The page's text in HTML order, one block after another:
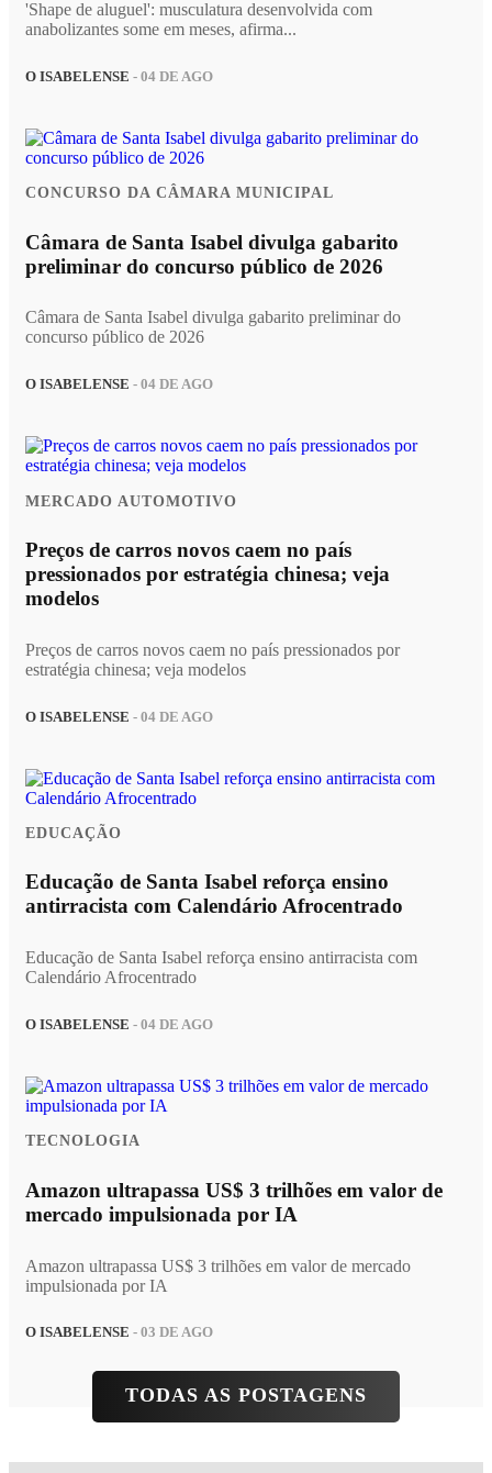
'Shape de aluguel': musculatura desenvolvida com
anabolizantes some em meses, afirma...
O ISABELENSE - 04 DE AGO
CONCURSO DA CÂMARA MUNICIPAL
Câmara de Santa Isabel divulga gabarito
preliminar do concurso público de 2026
Câmara de Santa Isabel divulga gabarito preliminar do
concurso público de 2026
O ISABELENSE - 04 DE AGO
MERCADO AUTOMOTIVO
Preços de carros novos caem no país
pressionados por estratégia chinesa; veja
modelos
Preços de carros novos caem no país pressionados por
estratégia chinesa; veja modelos
O ISABELENSE - 04 DE AGO
EDUCAÇÃO
Educação de Santa Isabel reforça ensino
antirracista com Calendário Afrocentrado
Educação de Santa Isabel reforça ensino antirracista com
Calendário Afrocentrado
O ISABELENSE - 04 DE AGO
TECNOLOGIA
Amazon ultrapassa US$ 3 trilhões em valor de
mercado impulsionada por IA
Amazon ultrapassa US$ 3 trilhões em valor de mercado
impulsionada por IA
O ISABELENSE - 03 DE AGO
TODAS AS POSTAGENS